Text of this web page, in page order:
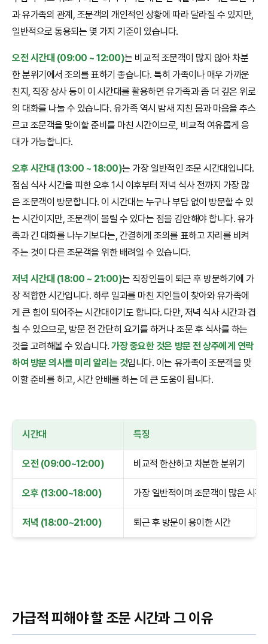
과 유가족의 관계, 조문객의 개인적인 상황에 따라 달라질 수 있지만,
일반적으로 통용되는 몇 가지 기준이 있습니다.
오전 시간대 (09:00 ~ 12:00)는 비교적 조문객이 많지 않아 차분
한 분위기에서 조의를 표하기 좋습니다. 특히 가족이나 매우 가까운
친지, 직장 상사 등이 이 시간대를 활용하면 유가족과 좀 더 깊은 위로
의 대화를 나눌 수 있습니다. 유가족 역시 밤새 지친 몸과 마음을 추스
르고 조문객을 맞이할 준비를 마친 시간이므로, 비교적 여유롭게 응
대가 가능합니다.
오후 시간대 (13:00 ~ 18:00)는 가장 일반적인 조문 시간대입니다.
점심 식사 시간을 피한 오후 1시 이후부터 저녁 식사 전까지 가장 많
은 조문객이 방문합니다. 이 시간대는 누구나 부담 없이 방문할 수 있
는 시간이지만, 조문객이 몰릴 수 있다는 점을 감안해야 합니다. 유가
족과 긴 대화를 나누기보다는, 간결하게 조의를 표하고 자리를 비켜
주는 것이 다른 조문객을 위한 배려일 수 있습니다.
저녁 시간대 (18:00 ~ 21:00)는 직장인들이 퇴근 후 방문하기에 가
장 적합한 시간입니다. 하루 일과를 마친 지인들이 찾아와 유가족에
게 큰 힘이 되어주는 시간대이기도 합니다. 다만, 저녁 식사 시간과 겹
칠 수 있으므로, 방문 전 간단히 요기를 하거나 조문 후 식사를 하는
것을 고려해볼 수 있습니다.가장 중요한 것은 방문 전 상주에게 연락
하여 방문 의사를 미리 알리는 것입니다. 이는 유가족이 조문객을 맞
이할 준비를 하고, 시간 안배를 하는 데 큰 도움이 됩니다.
시간대 특징
오전 (09:00~12:00) 비교적 한산하고 차분한 분위기
오후 (13:00~18:00) 가장 일반적이며 조문객이 많은 시간
저녁 (18:00~21:00) 퇴근 후 방문이 용이한 시간
가급적 피해야 할 조문 시간과 그 이유